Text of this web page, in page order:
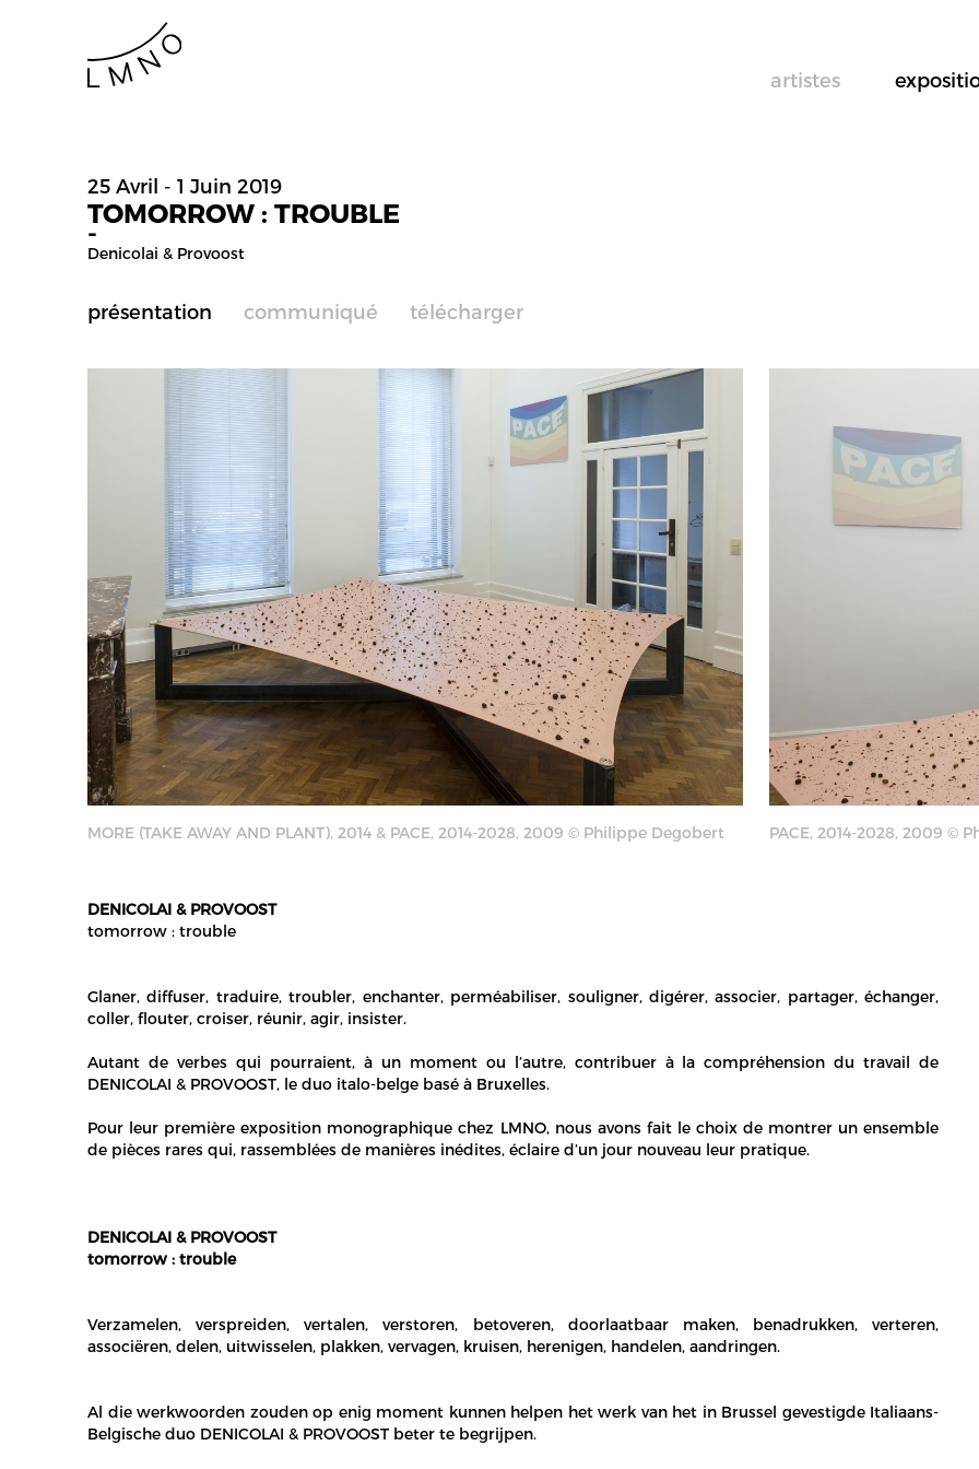
artistes
25 Avril - 1 Juin 2019
TOMORROW : TROUBLE
-
Denicolai & Provoost
présentation communiqué télécharger
MORE (TAKE AWAY AND PLANT), 2014 & PACE, 2014-2028, 2009 © Philippe Degobert PACE, 2014-2028, 2009 ©
DENICOLAI & PROVOOST
tomorrow : trouble
Glaner, diffuser, traduire, troubler, enchanter, perméabiliser, souligner, digérer, associer, partager, échanger,
coller, flouter, croiser, réunir, agir, insister.
Autant de verbes qui pourraient, à un moment ou l’autre, contribuer à la compréhension du travail de
DENICOLAI & PROVOOST, le duo italo-belge basé à Bruxelles.
Pour leur première exposition monographique chez LMNO, nous avons fait le choix de montrer un ensemble
de pièces rares qui, rassemblées de manières inédites, éclaire d’un jour nouveau leur pratique.
DENICOLAI & PROVOOST
tomorrow : trouble
Verzamelen, verspreiden, vertalen, verstoren, betoveren, doorlaatbaar maken, benadrukken, verteren,
associëren, delen, uitwisselen, plakken, vervagen, kruisen, herenigen, handelen, aandringen.
Al die werkwoorden zouden op enig moment kunnen helpen het werk van het in Brussel gevestigde Italiaans-
Belgische duo DENICOLAI & PROVOOST beter te begrijpen.